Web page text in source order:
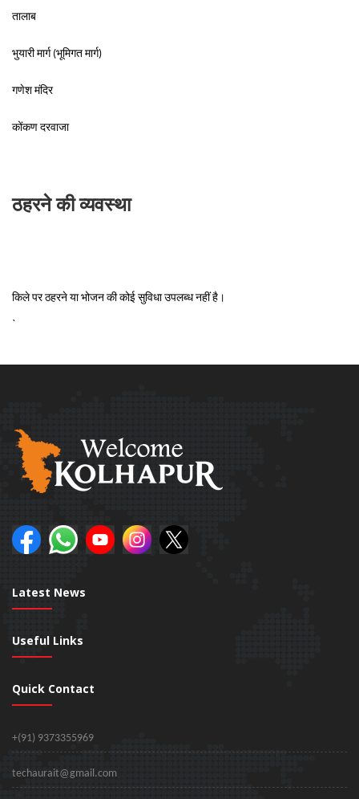
तालाब
भुयारी मार्ग (भूमिगत मार्ग)
गणेश मंदिर
कोंकण दरवाजा
ठहरने की व्यवस्था
किले पर ठहरने या भोजन की कोई सुविधा उपलब्ध नहीं है।
`
Latest News
Useful Links
Quick Contact
+(91) 9373355969
techaurait@gmail.com